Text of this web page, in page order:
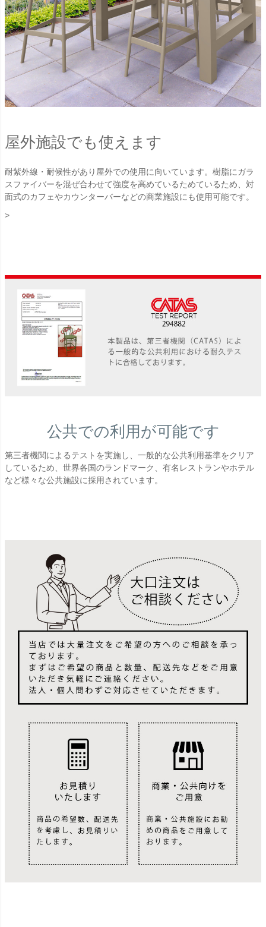
屋外施設でも使えます
耐紫外線・耐候性があり屋外での使用に向いています。樹脂にガラ
スファイバーを混ぜ合わせて強度を高めているためているため、対
面式のカフェやカウンターバーなどの商業施設にも使用可能です。
>
公共での利用が可能です
第三者機関によるテストを実施し、一般的な公共利用基準をクリア
しているため、世界各国のランドマーク、有名レストランやホテル
など様々な公共施設に採用されています。